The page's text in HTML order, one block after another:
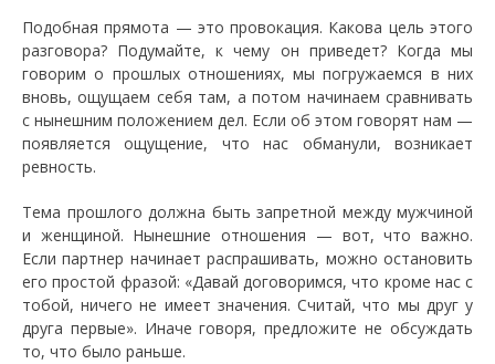
Подобная прямота — это провокация. Какова цель этого
разговора? Подумайте, к чему он приведет? Когда мы
говорим о прошлых отношениях, мы погружаемся в них
вновь, ощущаем себя там, а потом начинаем сравнивать
с нынешним положением дел. Если об этом говорят нам —
появляется ощущение, что нас обманули, возникает
ревность.
Тема прошлого должна быть запретной между мужчиной
и женщиной. Нынешние отношения — вот, что важно.
Если партнер начинает распрашивать, можно остановить
его простой фразой: «Давай договоримся, что кроме нас с
тобой, ничего не имеет значения. Считай, что мы друг у
друга первые». Иначе говоря, предложите не обсуждать
то, что было раньше.